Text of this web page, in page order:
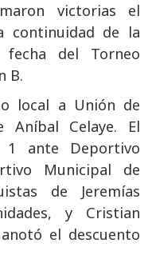
victorias el
continuidad de la
fecha del Torneo
B.
local a Unión de
Celaye. El
1 ante Deportivo
Municipal de
de Jeremías
y Cristian
el descuento